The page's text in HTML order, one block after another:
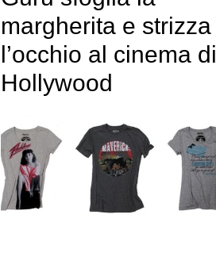
margherita e strizza
l’occhio al cinema di
Hollywood